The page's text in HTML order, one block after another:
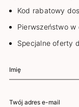
Kod rabatowy
Pierwszeństwo
Specjalne oferty